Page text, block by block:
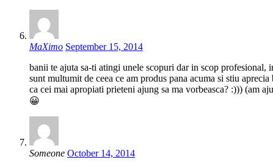
MaXimo September 15, 2014
banii te ajuta sa-ti atingi unele scopuri dar in scop
sunt multumit de ceea ce am produs pana acuma si stiu
ca cei mai apropiati prieteni ajung sa ma vorbeasca? :))) (am
😀
Someone October 14, 2014